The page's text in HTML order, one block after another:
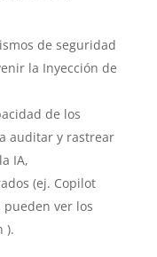
de seguridad
la Inyección de
de los
auditar y rastrear
IA,
(ej. Copilot
ver los
).